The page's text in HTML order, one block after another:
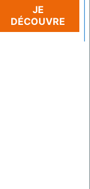
JE
DÉCOUVRE